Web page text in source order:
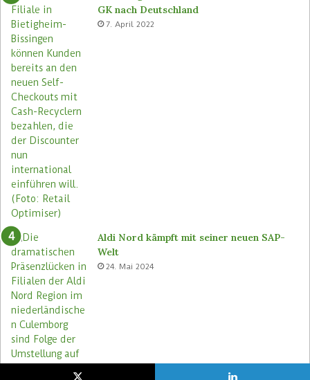
GK nach Deutschland
7. April 2022
Aldi Nord kämpft mit seiner neuen SAP-
Welt
24. Mai 2024